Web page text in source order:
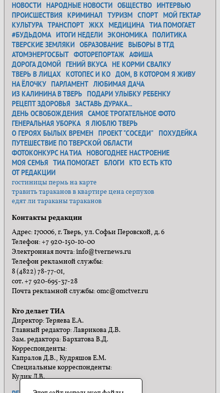
НОВОСТИ НАРОДНЫЕ НОВОСТИ ОБЩЕСТВО ИНТЕРВЬЮ
ПРОИСШЕСТВИЯ КРИМИНАЛ ТУРИЗМ СПОРТ МОЙ ГЕКТАР
КУЛЬТУРА ТРАНСПОРТ ЖКХ МЕДИЦИНА ТИА ПОМОГАЕТ
#БУДЬДОМА ИТОГИ НЕДЕЛИ ЭКОНОМИКА ПОЛИТИКА
ТВЕРСКИЕ ЗЕМЛЯКИ ОБРАЗОВАНИЕ ВЫБОРЫ В ТГД
АТОМЭНЕРГОСБЫТ ФОТОРЕПОРТАЖ АФИША
ДОРОГА ДОМОЙ ГЕНИЙ ВКУСА НЕ КОРМИ СВАЛКУ
ТВЕРЬ В ЛИЦАХ КОТОПЕС И КО ДОМ, В КОТОРОМ Я ЖИВУ
НА ЁЛОЧКУ ПАРЛАМЕНТ ЛЮБИМАЯ ДАЧА
ИЗ КАЛИНИНА В ТВЕРЬ ПОДАРИ УЛЫБКУ РЕБЕНКУ
РЕЦЕПТ ЗДОРОВЬЯ ЗАСТАВЬ ДУРАКА...
ДЕНЬ ОСВОБОЖДЕНИЯ САМОЕ ТРОГАТЕЛЬНОЕ ФОТО
ГЕНЕРАЛЬНАЯ УБОРКА Я ЛЮБЛЮ ТВЕРЬ
О ГЕРОЯХ БЫЛЫХ ВРЕМЕН ПРОЕКТ "СОСЕДИ"
ПОХУДЕЙКА
ПУТЕШЕСТВИЕ ПО ТВЕРСКОЙ ОБЛАСТИ
ФОТОКОНКУРС НА ТИА НОВОГОДНЕЕ НАСТРОЕНИЕ
МОЯ СЕМЬЯ ТИА ПОМОГАЕТ БЛОГИ КТО ЕСТЬ КТО
ОТ РЕДАКЦИИ
гостиницы пермь на карте
травить тараканов в квартире цена серпухов
едят ли тараканы тараканов
Контакты редакции
Адрес: 170006, г. Тверь, ул. Софьи Перовской, д. 6
Телефон: +7 920-150-10-00
Электронная почта: info@tvernews.ru
Телефон рекламной службы:
8 (4822) 78-77-01,
сот. +7 920-695-37-28
Почта рекламной службы: omc@omctver.ru
Кто делает ТИА
Директор: Теряева Е.А.
Главный редактор: Лаврикова Д.В.
Зам. редактора: Бархатова В.Д.
Корреспонденты:
Капралов Д.В., Кудряшов Е.М.
Специальные корреспонденты:
Кулик Л.В.